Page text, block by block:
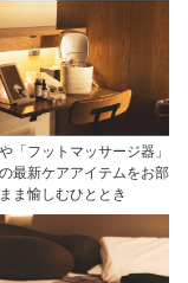
「フットマッサージ器」
最新ケアアイテムをお部
ま愉しむひととき